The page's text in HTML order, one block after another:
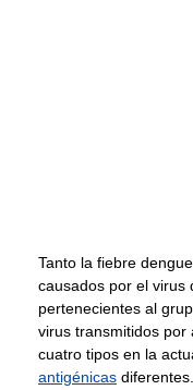
Tanto la fiebre
causados por el virus
pertenecientes al
virus transmitidos
cuatro tipos en la
antigénicas